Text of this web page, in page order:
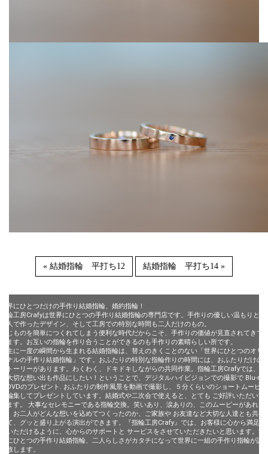
n
« 結婚指輪 平打ち12 結婚指輪 平打ち14 »
世界にひとつだけの手作り結婚指輪、婚約指輪！
指輪工房Crafyは世界にひとつの手作り結婚指輪の専門店です。手作りの優しい温もりと、
二人で作ったデザイン、そして工房での特別な時間も二人だけのもの。
同じものを簡単につくれてしまう便利な時代だからこそ、手作りの価値が見直されてきて
います。お互いの指輪を作り合うことができるのも手作りの素晴らしい所です。
一生に一度の瞬間から生まれる結婚指輪は、替えのきくことのない「世界にひとつのオリ
ジナルの手作り結婚指輪」です。おふたりの特別な指輪作りの時間には、おふたりだけの
ストーリーがあります。わくわく、ドキドキしながらの共同作業。指輪工房Crafyでは、そ
の大切な想い出も作品にしたい！ということで、デジタルハイビジョンでの撮影で Blu-ray
やDVDのプレゼント. おふたりの制作風景を動画で撮影し、５分くらいのショートムービー
に編集してプレゼントしています。結婚式や二次会で使えると、とても ご好評いただいて
います。 大事なセレモニーである指輪交換。笑いあり、涙ありの、このムービーがあれ
ば、お二人がどんな想いを込めてつくったのか、ご家族や お友達など大切な人達とも共有
して、グッと盛り上がる演出ができます。『指輪工房Crafy』では、お客様に心から満足し
ていただけるように、心からのサポートと サービスをさせていただきたいと思います。世
界にひとつの手作り結婚指輪、二人らしさがカタチになって世界に一組の手作り指輪が誕
生致します。